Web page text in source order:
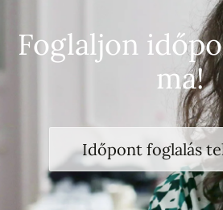
Foglaljon
ma!
Időpont foglalás